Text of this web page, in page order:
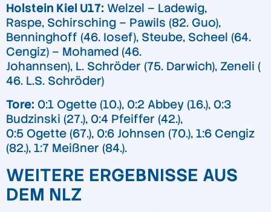
Holstein Kiel U17: Welzel – Ladewig,
Raspe, Schirsching – Pawils (82. Guo),
Benninghoff (46. Iosef), Steube, Scheel (64.
Cengiz) – Mohamed (46.
Johannsen), L. Schröder (75. Darwich), Zeneli (
46. L.S. Schröder)
Tore: 0:1 Ogette (10.), 0:2 Abbey (16.), 0:3
Budzinski (27.), 0:4 Pfeiffer (42.),
0:5 Ogette (67.), 0:6 Johnsen (70.), 1:6 Cengiz
(82.), 1:7 Meißner (84.).
WEITERE ERGEBNISSE AUS
DEM NLZ